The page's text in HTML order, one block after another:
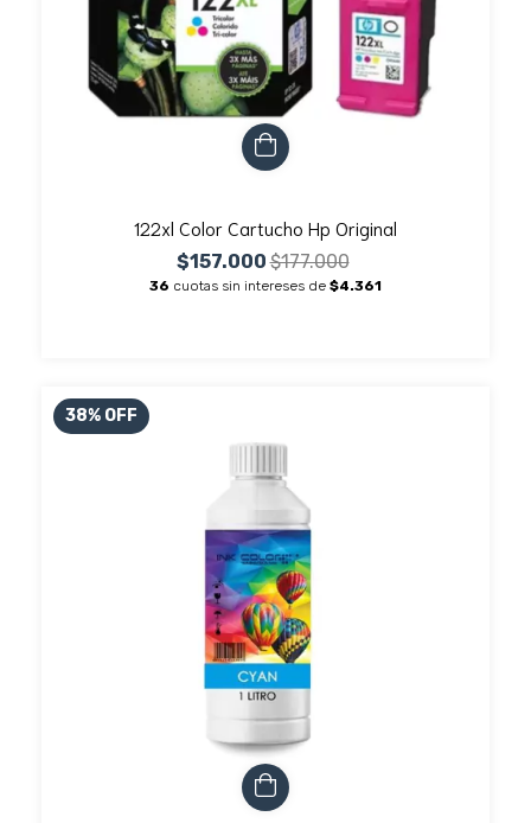
122xl Color Cartucho Hp Original
$157.000$177.000
36 cuotas sin intereses de $4.361
38% OFF